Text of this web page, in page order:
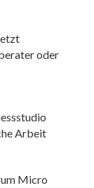
oder
Arbeit
Micro